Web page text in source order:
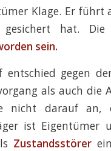
Klage. Er führt
hat. Die
sein.
entschied gegen
als auch die
nicht darauf an,
ist Eigentümer
Zustandsstörer